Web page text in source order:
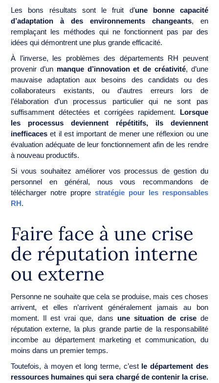
Les bons résultats sont le fruit d’une bonne capacité
d’adaptation à des environnements changeants, en
remplaçant les méthodes qui ne fonctionnent pas par des
idées qui démontrent une plus grande efficacité.
À l’inverse, les problèmes des départements RH peuvent
provenir d’un manque d’innovation et de créativité, d’une
mauvaise adaptation aux besoins des candidats ou des
collaborateurs existants, ou d’autres erreurs lors de
l’élaboration d’un processus particulier qui ne sont pas
suffisamment détectées et corrigées rapidement.
Lorsque
les processus deviennent répétitifs, ils deviennent
inefficaces et il est important de mener une réflexion ou une
évaluation adéquate de leur fonctionnement afin de les rendre
à nouveau productifs.
Si vous souhaitez améliorer vos processus de gestion du
personnel en général, nous vous recommandons de
télécharger notre propre stratégie pour les responsables
RH .
Faire face à une crise
de réputation interne
ou externe
Personne ne souhaite que cela se produise, mais ces choses
arrivent, et elles n’arrivent généralement jamais au bon
moment. Il est vrai que, dans une situation de crisede
réputation externe, la plus grande partie de la responsabilité
incombe au département marketing et communication, du
moins dans un premier temps.
Toutefois, à moyen et long terme, c’est le département des
ressources humaines qui sera chargé de contenir la crise.